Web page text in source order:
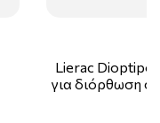
Lierac
για διόρθωση